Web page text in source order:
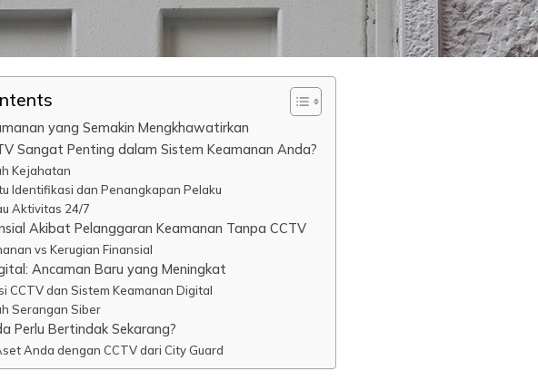
yang Semakin Mengkhawatirkan
Sangat Penting dalam Sistem Keamanan Anda?
Kejahatan
Identifikasi dan Penangkapan Pelaku
Aktivitas 24/7
Akibat Pelanggaran Keamanan Tanpa CCTV
vs Kerugian Finansial
Ancaman Baru yang Meningkat
CCTV dan Sistem Keamanan Digital
Serangan Siber
Perlu Bertindak Sekarang?
Anda dengan CCTV dari City Guard